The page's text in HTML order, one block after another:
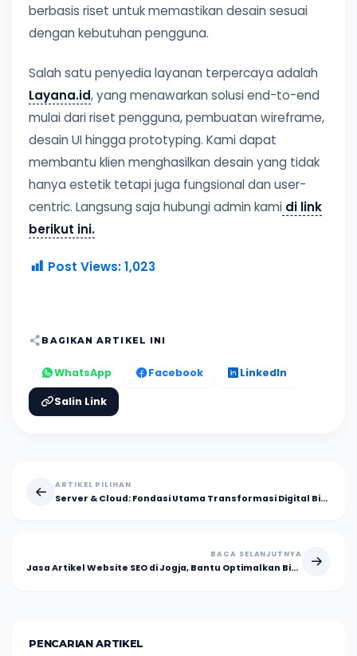
berbasis riset untuk memastikan desain sesuai
dengan kebutuhan pengguna.
Salah satu penyedia layanan terpercaya adalah
Layana.id, yang menawarkan solusi end-to-end
mulai dari riset pengguna, pembuatan wireframe,
desain UI hingga prototyping. Kami dapat
membantu klien menghasilkan desain yang tidak
hanya estetik tetapi juga fungsional dan user-
centric. Langsung saja hubungi admin kami di link
berikut ini.
Post Views: 1,023
BAGIKAN ARTIKEL INI
WhatsApp Facebook LinkedIn
Salin Link
ARTIKEL PILIHAN
Server & Cloud: Fondasi Utama Transformasi Digital Bisnis Modern
BACA SELANJUTNYA
Jasa Artikel Website SEO di Jogja, Bantu Optimalkan Bisnis Anda
PENCARIAN ARTIKEL